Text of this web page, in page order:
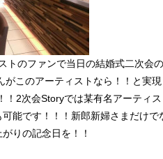
トのファンで当日の結婚式二次会
このアーティストなら！！と実現
！2次会Storyでは某有名アーティ
能です！！！新郎新婦さまだけで
りの記念日を！！